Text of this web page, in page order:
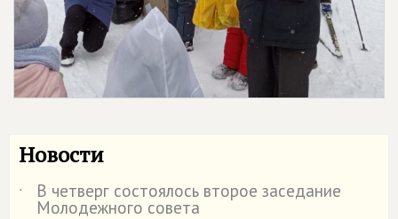
Новости
˙ В четверг состоялось второе заседание
Молодежного совета